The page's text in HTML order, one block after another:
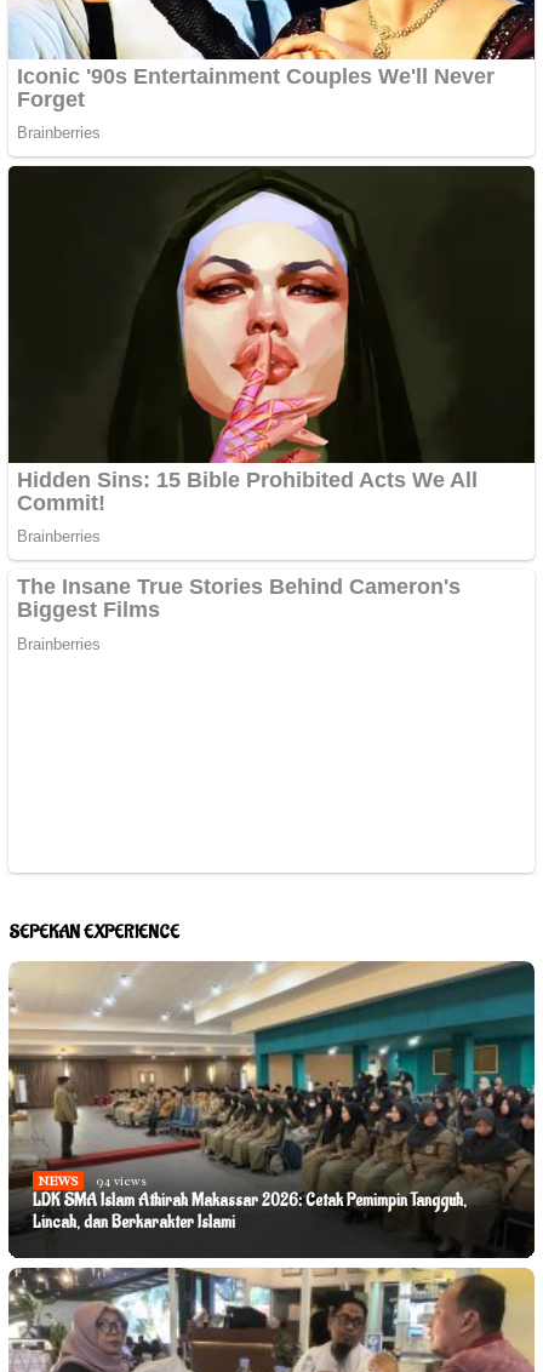
SEPEKAN EXPERIENCE
NEWS 94 views
LDK SMA Islam Athirah Makassar 2026: Cetak Pemimpin Tangguh,
Lincah, dan Berkarakter Islami